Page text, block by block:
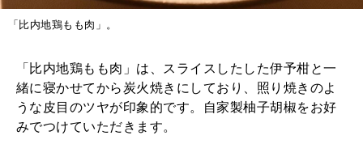
「比内地鶏もも肉」。
「比内地鶏もも肉」は、スライスしたした伊予柑と一
緒に寝かせてから炭火焼きにしており、照り焼きのよ
うな皮目のツヤが印象的です。自家製柚子胡椒をお好
みでつけていただきます。